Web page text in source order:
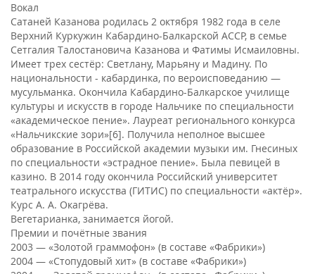
Вокал
Сатаней Казанова родилась 2 октября 1982 года в селе
Верхний Куркужин Кабардино-Балкарской АССР, в семье
Сетгалия Талостановича Казанова и Фатимы Исмаиловны.
Имеет трех сестёр: Светлану, Марьяну и Мадину. По
национальности - кабардинка, по вероисповеданию —
мусульманка. Окончила Кабардино-Балкарское училище
культуры и искусств в городе Нальчике по специальности
«академическое пение». Лауреат регионального конкурса
«Нальчикские зори»[6]. Получила неполное высшее
образование в Российской академии музыки им. Гнесиных
по специальности «эстрадное пение». Была певицей в
казино. В 2014 году окончила Российский университет
театрального искусства (ГИТИС) по специальности «актёр».
Курс А. А. Окагрёва.
Вегетарианка, занимается йогой.
Премии и почётные звания
2003 — «Золотой граммофон» (в составе «Фабрики»)
2004 — «Стопудовый хит» (в составе «Фабрики»)